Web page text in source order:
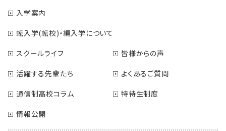
入学案内
転入学(転校)・編入学について
スクールライフ
皆様からの声
活躍する先輩たち
よくあるご質問
通信制高校コラム
特待生制度
情報公開